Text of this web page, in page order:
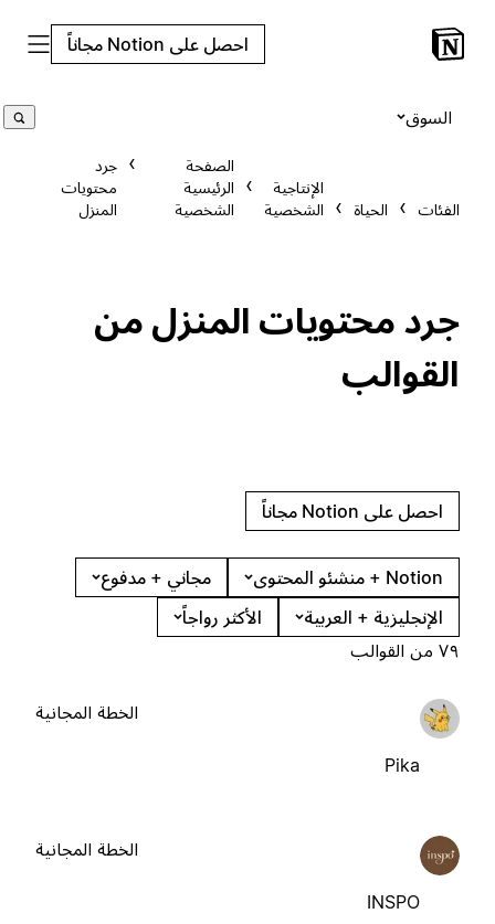
احصل على Notion مجاناً
السوق
الفئات الحياة
الإنتاجية
الشخصية
الصفحة
الرئيسية
الشخصية
جرد
محتويات
المنزل
جرد محتويات المنزل من
القوالب
احصل على Notion مجاناً
Notion + منشئو المحتوى
مجاني + مدفوع
الإنجليزية + العربية
الأكثر رواجاً
٧٩ من القوالب
Pika
الخطة المجانية
INSPO
الخطة المجانية